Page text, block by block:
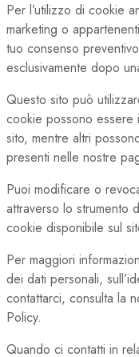
Per l’utilizzo di cookie
marketing o
tuo consenso
esclusivamente dopo
Questo sito può
cookie possono essere
sito, mentre altri
presenti nelle nostre
Puoi modificare o
attraverso lo strumento
cookie disponibile sul
Per maggiori
dei dati personali,
contattarci, consulta la
Policy.
Quando ci contatti in